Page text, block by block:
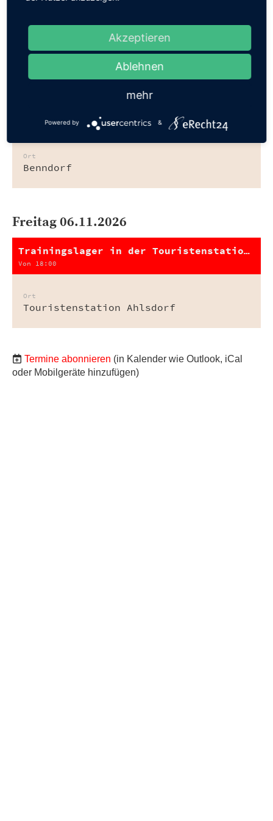
Höhnstedt
Freitag 30.10.2026
15:00 - 18:00
Ort
Benndorf
Freitag 06.11.2026
Trainingslager in der Touristenstation Ahlsodrf
Von 18:00
Ort
Touristenstation Ahlsdorf
Termine abonnieren (in Kalender wie Outlook, iCal
oder Mobilgeräte hinzufügen)
Akzeptieren
Ablehnen
mehr
Powered by &